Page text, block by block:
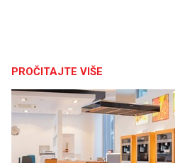
PROČITAJTE VIŠE